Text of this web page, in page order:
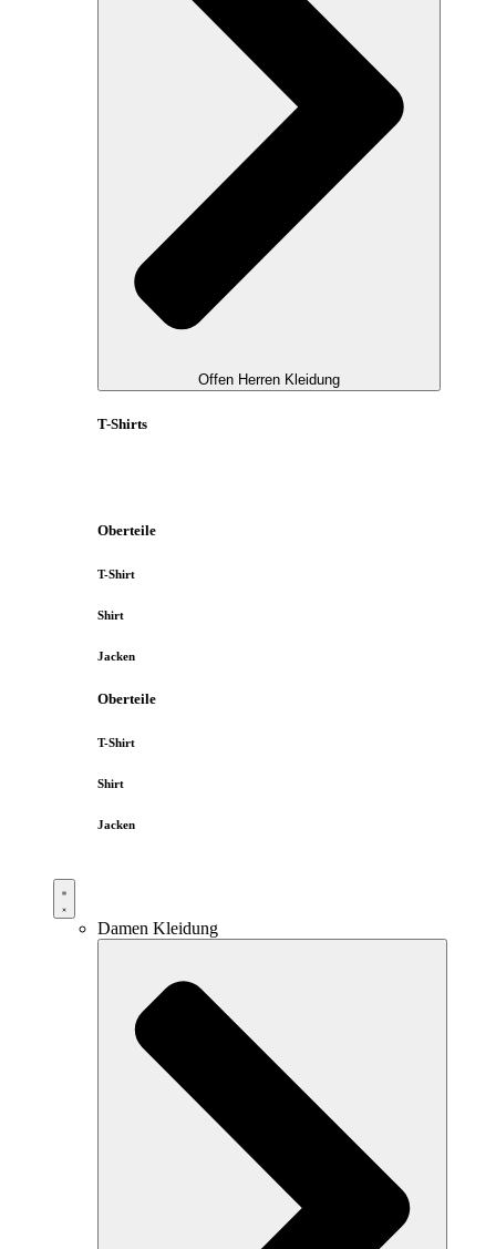
Offen Herren Kleidung
T-Shirts
Oberteile
T-Shirt
Shirt
Jacken
Oberteile
T-Shirt
Shirt
Jacken
Damen Kleidung